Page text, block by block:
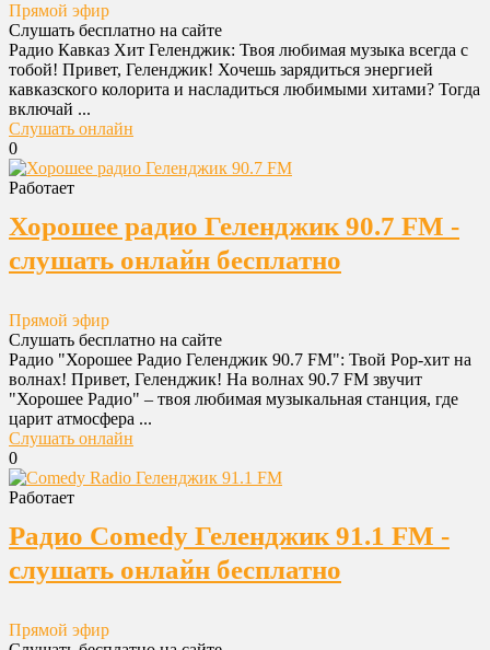
Прямой эфир
Слушать бесплатно на сайте
Радио Кавказ Хит Геленджик: Твоя любимая музыка всегда с
тобой! Привет, Геленджик! Хочешь зарядиться энергией
кавказского колорита и насладиться любимыми хитами? Тогда
включай ...
Слушать онлайн
0
Работает
Хорошее радио Геленджик 90.7 FM -
слушать онлайн бесплатно
Прямой эфир
Слушать бесплатно на сайте
Радио "Хорошее Радио Геленджик 90.7 FM": Твой Pop-хит на
волнах! Привет, Геленджик! На волнах 90.7 FM звучит
"Хорошее Радио" – твоя любимая музыкальная станция, где
царит атмосфера ...
Слушать онлайн
0
Работает
Радио Comedy Геленджик 91.1 FM -
слушать онлайн бесплатно
Прямой эфир